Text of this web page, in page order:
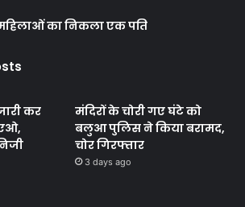
का निकला एक पति
कर
मंदिरों के चोरी गए घंटे को
बलुआ पुलिस ने किया बरामद,
चोर गिरफ्तार
3 days ago